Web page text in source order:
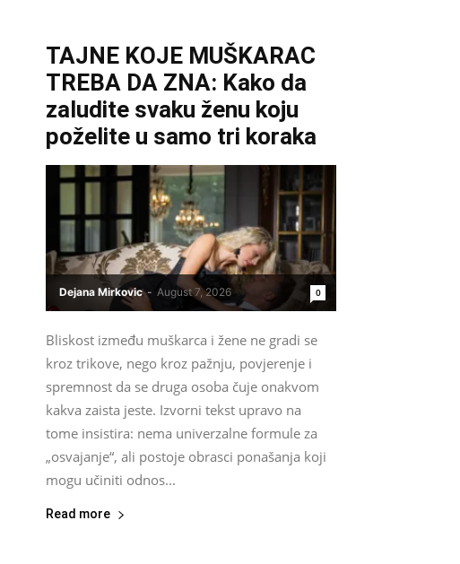
TAJNE KOJE MUŠKARAC
TREBA DA ZNA: Kako da
zaludite svaku ženu koju
poželite u samo tri koraka
Dejana Mirkovic - August 7, 2026 0
Bliskost između muškarca i žene ne gradi se
kroz trikove, nego kroz pažnju, povjerenje i
spremnost da se druga osoba čuje onakvom
kakva zaista jeste. Izvorni tekst upravo na
tome insistira: nema univerzalne formule za
„osvajanje“, ali postoje obrasci ponašanja koji
mogu učiniti odnos...
Read more